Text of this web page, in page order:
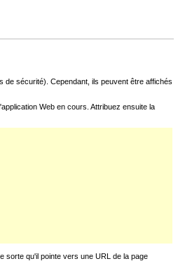
de sécurité). Cependant, ils peuvent être affichés
Web en cours. Attribuez ensuite la
sorte qu'il pointe vers une URL de la page